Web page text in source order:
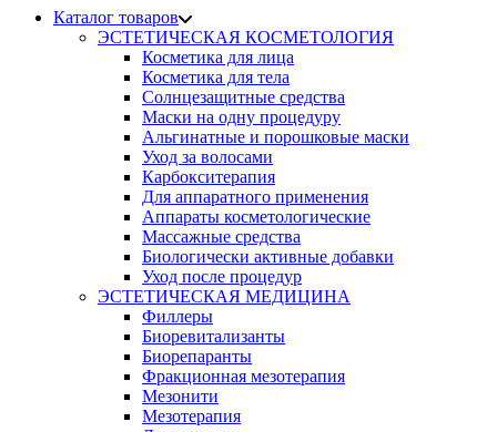
Каталог товаров
ЭСТЕТИЧЕСКАЯ КОСМЕТОЛОГИЯ
Косметика для лица
Косметика для тела
Солнцезащитные средства
Маски на одну процедуру
Альгинатные и порошковые маски
Уход за волосами
Карбокситерапия
Для аппаратного применения
Аппараты косметологические
Массажные средства
Биологически активные добавки
Уход после процедур
ЭСТЕТИЧЕСКАЯ МЕДИЦИНА
Филлеры
Биоревитализанты
Биорепаранты
Фракционная мезотерапия
Мезонити
Мезотерапия